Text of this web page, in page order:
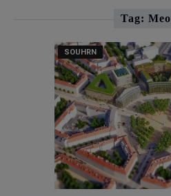
Tag:
SOUHRN